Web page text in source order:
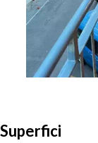
Superfici